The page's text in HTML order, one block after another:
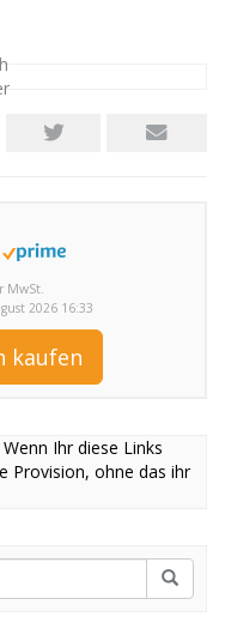
MwSt.
2026 16:33
kaufen
Ihr diese Links
Provision, ohne das ihr